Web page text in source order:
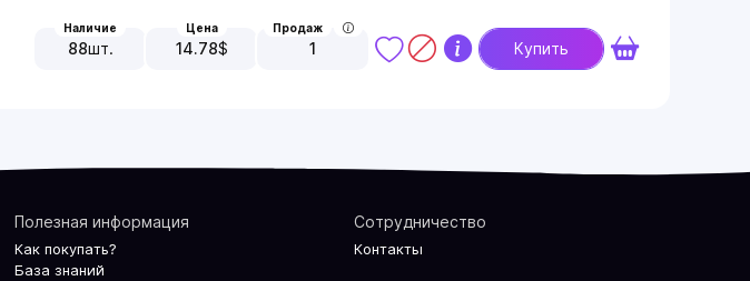
Наличие
88шт.
Цена
14.78$
Продаж
1 Купить
Полезная информация
Как покупать?
База знаний
Сотрудничество
Контакты